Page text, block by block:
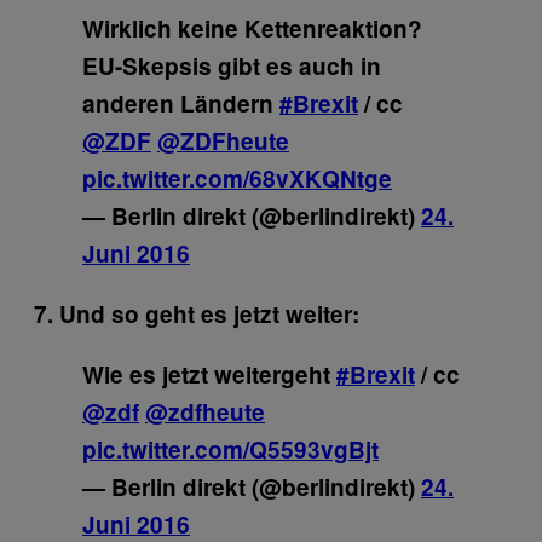
Wirklich keine Kettenreaktion?
EU-Skepsis gibt es auch in
anderen Ländern #Brexit/ cc
@ZDF @ZDFheute
pic.twitter.com/68vXKQNtge
— Berlin direkt (@berlindirekt)24.
Juni 2016
7. Und so geht es jetzt weiter:
Wie es jetzt weitergeht#Brexit/ cc
@zdf@zdfheute
pic.twitter.com/Q5593vgBjt
— Berlin direkt (@berlindirekt)24.
Juni 2016